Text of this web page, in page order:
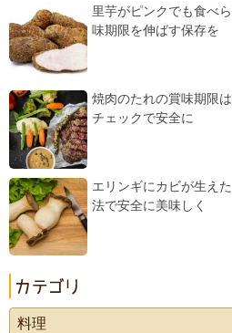
里芋がピンクでも食べ
味期限を伸ばす保存を
焼肉のたれの賞味期限
チェックで安全に
エリンギにカビが生え
法で安全に美味しく
料理